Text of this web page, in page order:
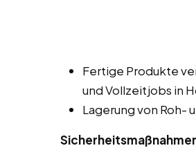
Fertige Produkte
und Vollzeitjobs in
Lagerung von Roh-